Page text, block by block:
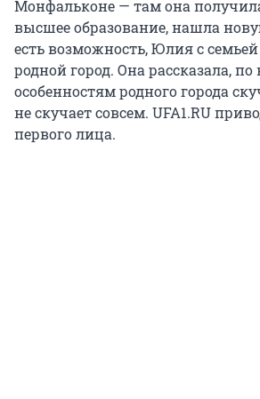
Монфальконе — там она
высшее образование, нашла
есть возможность, Юлия с
родной город. Она рассказала,
особенностям родного города
не скучает совсем. UFA1.RU
первого лица.